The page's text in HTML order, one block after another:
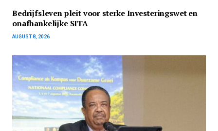
Bedrijfsleven pleit voor sterke Investeringswet en
onafhankelijke SITA
AUGUST 8, 2026